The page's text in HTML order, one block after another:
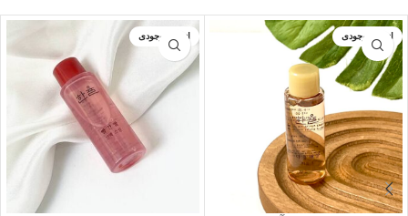
اتمام موجودی اتمام موجودی